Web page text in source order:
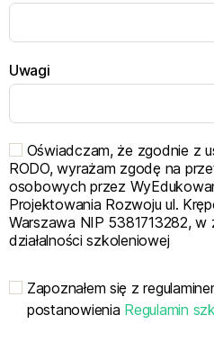
Uwagi
Oświadczam, że zgodnie z
RODO, wyrażam zgodę na
osobowych przez
Projektowania Rozwoju ul.
Warszawa NIP 5381713282, w
działalności szkoleniowej
Zapoznałem się z
postanowienia Regulamin